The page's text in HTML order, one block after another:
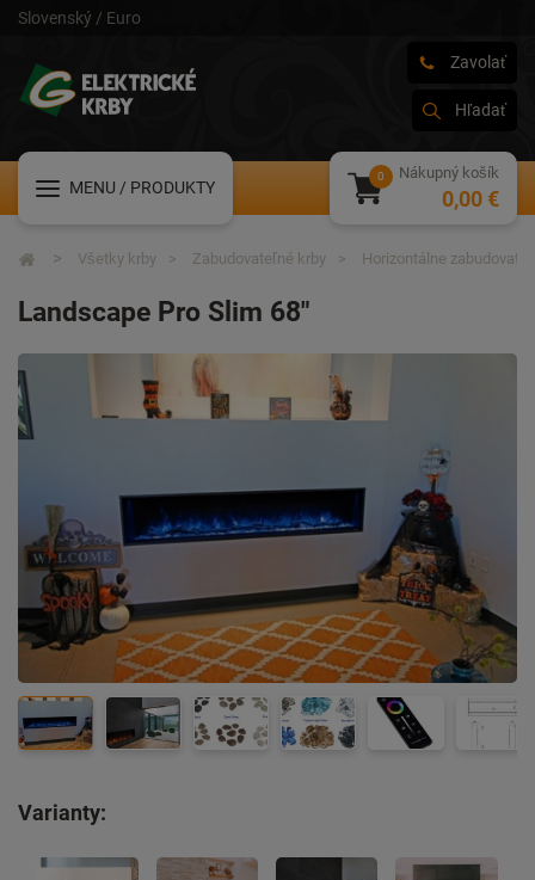
Slovenský / Euro
Zavolať
Hľadať
MENU / PRODUKTY
Nákupný košík
0,00 €
Landscape Pro Slim 68"
Varianty:
Všetky krby Zabudovateľné krby Horizontálne